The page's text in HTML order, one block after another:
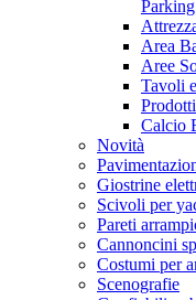
Area
Aree
Tavoli
Calcio
Novità
Giostrine
Scivoli per
Pareti
Cannoncini
Costumi per
Scenografie